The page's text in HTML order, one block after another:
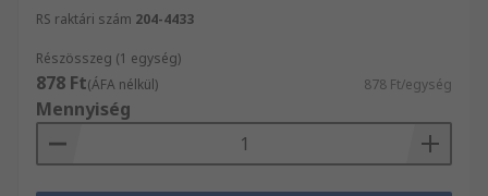
RS raktári szám 204-4433
Részösszeg (1 egység)
878 Ft(ÁFA nélkül) 878 Ft/egység
Mennyiség